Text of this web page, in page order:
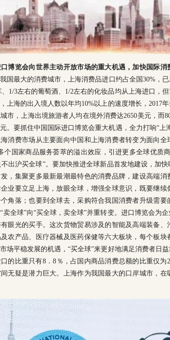
博览会向世界主动开放市场的重大机遇，加快国际
国最大的消费城市，上海消费品进口约占全国30%，
1/3左右的葡萄酒、1/2左右的化妆品均从上海进口，
上海的出入境人数以年均10%以上的速度增长，2017
市，上海出境旅游者人均在境外消费达2650美元，而
。要抓住中国国际进口博览会重大机遇，全力打响“上
消费市场从主要面向中国和上海消费者转变为面向全
个国家商品服务荟萃的溢出效应，引进更多全球优质
不出沪买全球”。要加快推进全球新品首发地建设，加
，集聚更多最新最潮最特色的消费品牌，建设高端
业要立足上海，放眼全球，增强全球意识，既要继
角落；也要到全球去，采购符合我国消费者升级需
卖全球”向“买全球，卖全球”并重转变。进口博览会为
眼光的买手。这次货物贸易涉及的智能及高端装备
农产品、医疗器械及医药保健等六大板块，每个板
场平稳发展的机遇，“买全球”来更好地满足消费者日
的比重只有8．8％，占国内商品消费总额的比重仅为
无疑是潜力巨大。上海作为我国最大的口岸城市，